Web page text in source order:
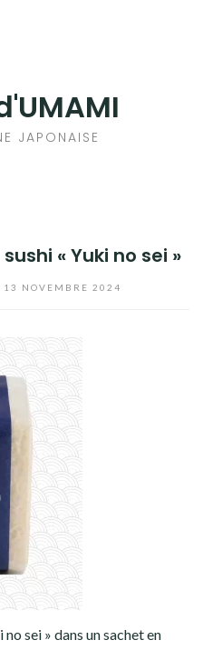
JAPONAISE
« Yuki no sei »
13 NOVEMBRE 2024
sei » dans un sachet en